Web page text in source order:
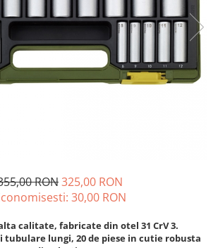
insurubat
rindeluit
folosinţă
RON325,00 RON
30,00 RON
calitate, fabricate din otel 31 CrV 3.
tubulare lungi, 20 de piese in cutie robusta